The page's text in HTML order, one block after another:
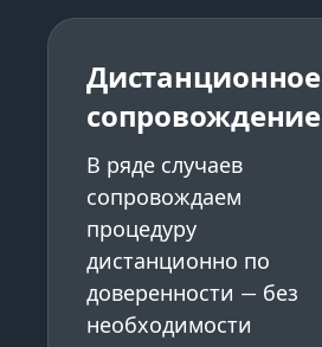
Дистанционное
сопровождение
В ряде случаев
сопровождаем
процедуру
дистанционно по
доверенности — без
необходимости